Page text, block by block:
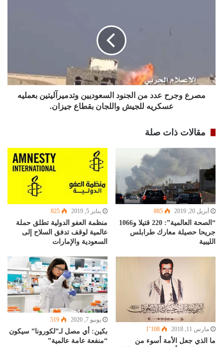
مصرع وجرح عدد من الجنود السعوديين وتدميرآليتين بعمليه
عسكريه للجيش واللجان بقطاع جيزان.
مقالات ذات صلة
أبريل 20, 2019 885
“الصحة العالمية”: 220 قتيلا و1066
جريحا حصيلة معارك طرابلس
الليبية
يناير 5, 2019 825
منظمة العفو الدولية تطلق حملة
عالمية لوقف تدفق السلاح إلى
السعودية والإمارات
مارس 11, 2018 1٬108
ما الذي جعل الأمة أسوء من
يونيو 7, 2020 519
بكين: أي مصل لـ”لكورونا” سيكون
“منفعة عامة عالمية”